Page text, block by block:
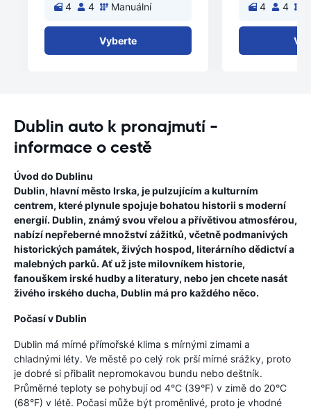
4 4 Manuální
Vyberte
4 4
Dublin auto k pronajmutí -
informace o cestě
Úvod do Dublinu
Dublin, hlavní město Irska, je pulzujícím a kulturním
centrem, které plynule spojuje bohatou historii s moderní
energií. Dublin, známý svou vřelou a přívětivou atmosférou,
nabízí nepřeberné množství zážitků, včetně podmanivých
historických památek, živých hospod, literárního dědictví a
malebných parků. Ať už jste milovníkem historie,
fanouškem irské hudby a literatury, nebo jen chcete nasát
živého irského ducha, Dublin má pro každého něco.
Počasí v Dublin
Dublin má mírné přímořské klima s mírnými zimami a
chladnými léty. Ve městě po celý rok prší mírné srážky, proto
je dobré si přibalit nepromokavou bundu nebo deštník.
Průměrné teploty se pohybují od 4°C (39°F) v zimě do 20°C
(68°F) v létě. Počasí může být proměnlivé, proto je vhodné